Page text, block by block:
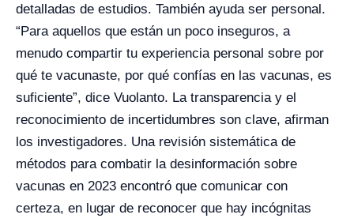
detalladas de estudios. También ayuda ser personal.
“Para aquellos que están un poco inseguros, a
menudo compartir tu experiencia personal sobre por
qué te vacunaste, por qué confías en las vacunas, es
suficiente”, dice Vuolanto. La transparencia y el
reconocimiento de incertidumbres son clave, afirman
los investigadores. Una revisión sistemática de
métodos para combatir la desinformación sobre
vacunas en 2023 encontró que comunicar con
certeza, en lugar de reconocer que hay incógnitas